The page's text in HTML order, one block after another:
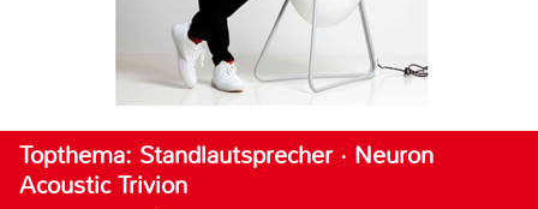
Topthema: Standlautsprecher · Neuron
Acoustic Trivion